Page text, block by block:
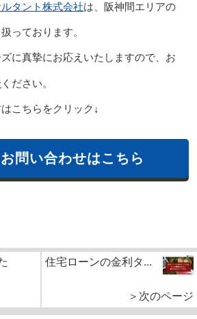
タント株式会社は、阪神間エリアの
っております。
に真摯にお応えいたしますので、お
ください。
こちらをクリック↓
問い合わせはこちら
住宅ローンの金利タ...
＞次のページ